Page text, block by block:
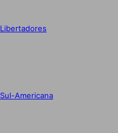
Libertadores
Sul-Americana